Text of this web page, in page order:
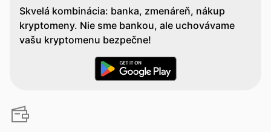
Skvelá kombinácia: banka, zmenáreň, nákup
kryptomeny. Nie sme bankou, ale uchovávame
vašu kryptomenu bezpečne!